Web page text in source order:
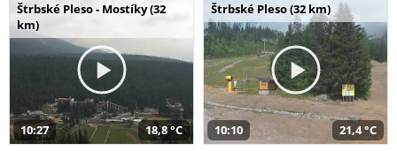
Štrbské Pleso - Mostíky (32
km)
10:27 18,8 °C
Štrbské Pleso (32 km)
10:10 21,4 °C